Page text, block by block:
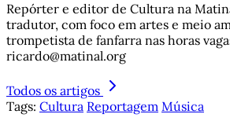
Repórter e editor de Cultura na
tradutor, com foco em artes e meio
trompetista de fanfarra nas horas
ricardo@matinal.org
Todos os artigos
Tags: Cultura Reportagem Música